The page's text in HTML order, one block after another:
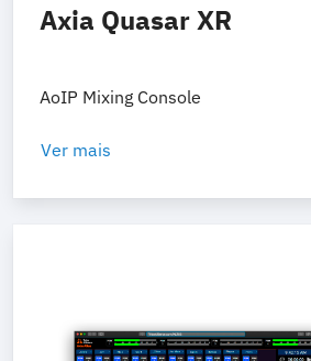
Axia Quasar XR
AoIP Mixing Console
Ver mais